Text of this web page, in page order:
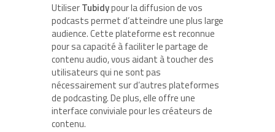
UtiliserTubidypour la diffusion de vos
podcasts permet d’atteindre une plus large
audience. Cette plateforme est reconnue
pour sa capacité à faciliter le partage de
contenu audio, vous aidant à toucher des
utilisateurs qui ne sont pas
nécessairement sur d’autres plateformes
de podcasting. De plus, elle offre une
interface conviviale pour les créateurs de
contenu.